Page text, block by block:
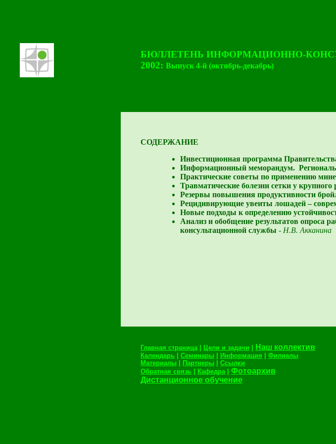
БЮЛЛЕТЕНЬ ИНФОРМАЦИОННО-
2002: Выпуск 4-й (октябрь-декабрь)
СОДЕРЖАНИЕ
Инвестиционная программа
Информационный меморандум.
Практические советы по применению
Травматические болезни сетки у
Резервы повышения продуктивности
Рецидивирующие увеиты лошадей –
Новые подходы к определению
Анализ и обобщение результатов опроса
консультационной службы - Н.В. Акканина
Главная страница| Цели и задачи Наш коллектив
Календарь Семинары Информация
Филиалы
Материалы
Партнеры
Ссылки
Обратная связь
Кафедра|
Фотоархив
Дистанционное обучение